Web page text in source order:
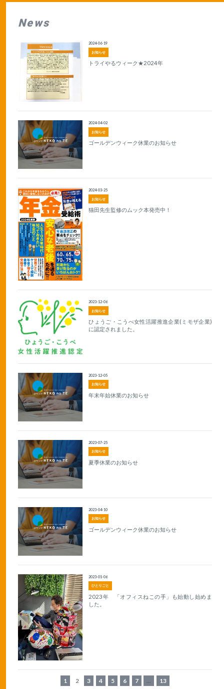
News
お知らせ
2024-06-19
トライやるウィーク★2024年
お知らせ
2024-04-02
ゴールデンウィーク休業のお知らせ
お知らせ
2024-03-25
猫田先生監修のムック本発売中！
お知らせ
2023-12-06
ひょうご・こうべ女性活躍推進企業(ミモザ企業)
に認定されました。
お知らせ
2023-12-05
年末年始休業のお知らせ
お知らせ
2023-07-25
夏季休業のお知らせ
お知らせ
2023-04-10
ゴールデンウィーク休業のお知らせ
ひとりごと
2023-01-06
2023年 「オフィスねこの手」も始動し始めま
した。
1 2 3 4 5 6 7 ... 13